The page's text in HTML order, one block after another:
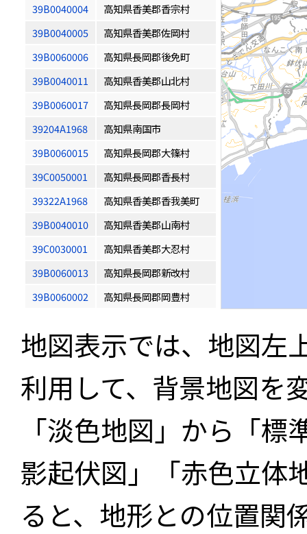
39B0040004
高知県香美郡香宗村
39B0040005
高知県香美郡佐岡村
39B0060006
高知県長岡郡後免町
39B0040011
高知県香美郡山北村
39B0060017
高知県長岡郡長岡村
39204A1968
高知県南国市
39B0060015
高知県長岡郡大篠村
39C0050001
高知県長岡郡香長村
39322A1968
高知県香美郡香我美町
39B0040010
高知県香美郡山南村
39C0030001
高知県香美郡大忍村
39B0060013
高知県長岡郡新改村
39B0060002
高知県長岡郡岡豊村
地図表示では、地図左
利用して、背景地図を
「淡色地図」から「
影起伏図」「赤色立体
ると、地形との位置関